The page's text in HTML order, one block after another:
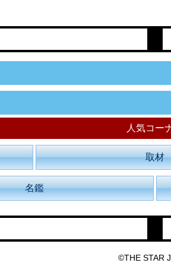
人気コー
取材
名鑑
©THE STAR